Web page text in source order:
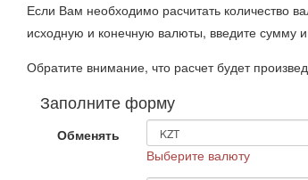
Если Вам необходимо расчитать количество
исходную и конечную валюты, введите сумму
Обратите внимание, что расчет будет
Заполните форму
Обменять
Выберите валюту